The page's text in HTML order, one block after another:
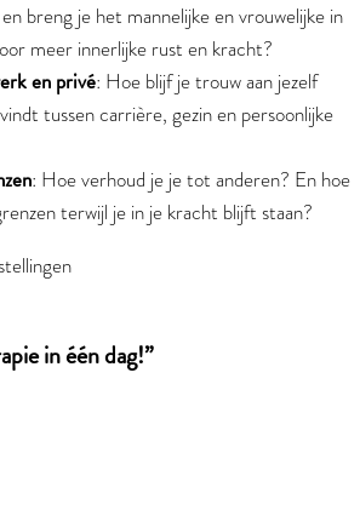
breng je het mannelijke en vrouwelijke in
meer innerlijke rust en kracht?
en privé: Hoe blijf je trouw aan jezelf
tussen carrière, gezin en persoonlijke
: Hoe verhoud je je tot anderen? En hoe
terwijl je in je kracht blijft staan?
in één dag!”